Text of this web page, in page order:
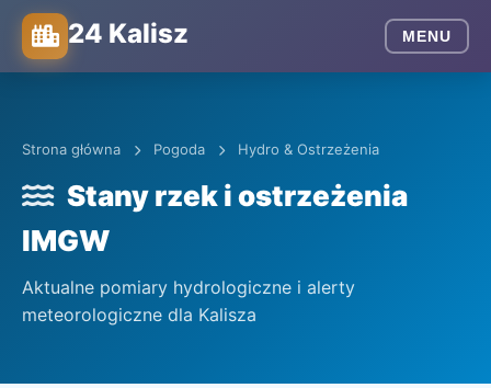
24 Kalisz MENU
Strona główna Pogoda Hydro & Ostrzeżenia
Stany rzek i ostrzeżenia
IMGW
Aktualne pomiary hydrologiczne i alerty
meteorologiczne dla Kalisza